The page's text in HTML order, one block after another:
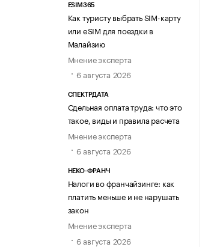
ESIM365
Как туристу выбрать SIM-карту
или eSIM для поездки в
Малайзию
Мнение эксперта
6 августа 2026
СПЕКТРДАТА
Сдельная оплата труда: что это
такое, виды и правила расчета
Мнение эксперта
6 августа 2026
НЕКО-ФРАНЧ
Налоги во франчайзинге: как
платить меньше и не нарушать
закон
Мнение эксперта
6 августа 2026